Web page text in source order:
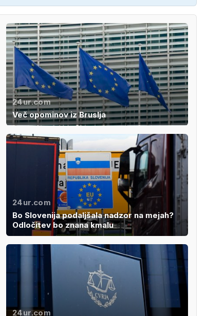
24ur.com
Več opominov iz Bruslja
24ur.com
Bo Slovenija podaljšala nadzor na mejah?
Odločitev bo znana kmalu
24ur.com